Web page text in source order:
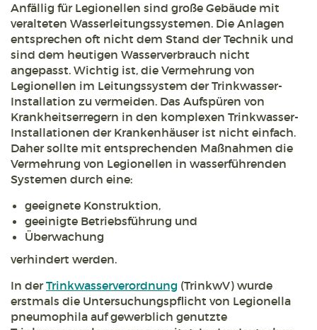
Anfällig für Legionellen sind große Gebäude mit
veralteten Wasserleitungssystemen. Die Anlagen
entsprechen oft nicht dem Stand der Technik und
sind dem heutigen Wasserverbrauch nicht
angepasst. Wichtig ist, die Vermehrung von
Legionellen im Leitungssystem der Trinkwasser-
Installation zu vermeiden. Das Aufspüren von
Krankheitserregern in den komplexen Trinkwasser-
Installationen der Krankenhäuser ist nicht einfach.
Daher sollte mit entsprechenden Maßnahmen die
Vermehrung von Legionellen in wasserführenden
Systemen durch eine:
geeignete Konstruktion,
geeinigte Betriebsführung und
Überwachung
verhindert werden.
In derTrinkwasserverordnung (TrinkwV) wurde
erstmals die Untersuchungspflicht von Legionella
pneumophila auf gewerblich genutzte